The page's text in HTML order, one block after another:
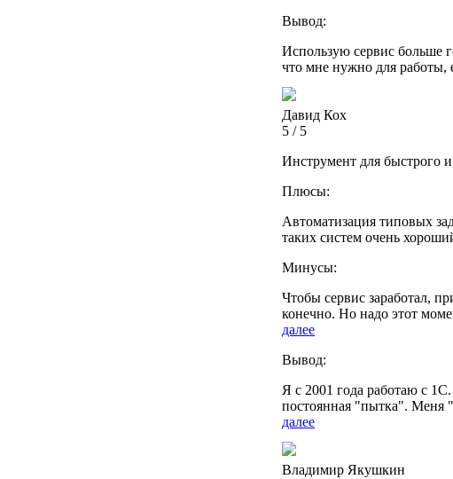
Вывод:
Использую сервис больше
что мне нужно для работы,
Давид Кох
5 / 5
Инструмент для быстрого
Плюсы:
Автоматизация типовых
таких систем очень
Минусы:
Чтобы сервис заработал,
конечно. Но надо этот
далее
Вывод:
Я с 2001 года работаю с
постоянная "пытка". Меня
далее
Владимир Якушкин